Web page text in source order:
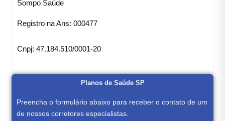
Sompo Saúde
Registro na Ans: 000477
Cnpj: 47.184.510/0001-20
Planos de Saúde SP
Preencha o formulário abaixo para receber o contato de um
de nossos corretores especialistas.